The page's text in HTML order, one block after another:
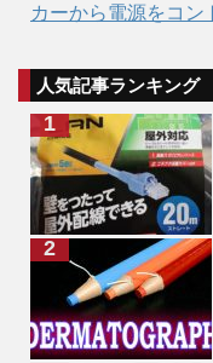
カーから電源をコン
人気記事ランキング